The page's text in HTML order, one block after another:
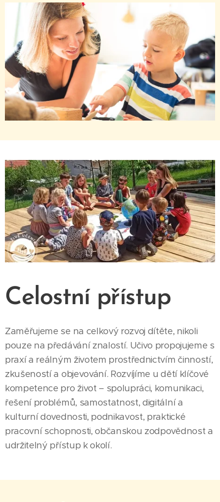
Celostní přístup
Zaměřujeme se na celkový rozvoj dítěte, nikoli
pouze na předávání znalostí. Učivo propojujeme s
praxí a reálným životem prostřednictvím činností,
zkušeností a objevování. Rozvíjíme u dětí klíčové
kompetence pro život – spolupráci, komunikaci,
řešení problémů, samostatnost, digitální a
kulturní dovednosti, podnikavost, praktické
pracovní schopnosti, občanskou zodpovědnost a
udržitelný přístup k okolí.